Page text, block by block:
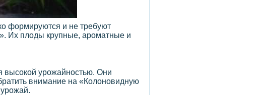
формируются и не требуют
Их плоды крупные, ароматные и
высокой урожайностью. Они
внимание на «Колоновидную